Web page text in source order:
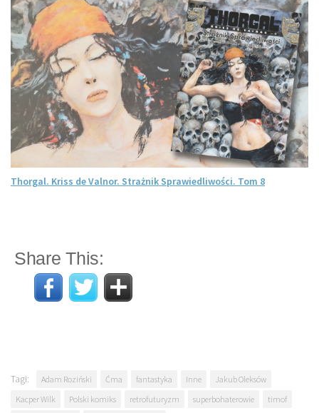
Thorgal. Kriss de Valnor. Strażnik Sprawiedliwości. Tom 8
Share This:
Tagi: Adam Roziński Ćma fantastyka Inne
Jakub Oleksów
Kacper Wilk
Polski komiks retrofuturyzm superbohaterowie
timof